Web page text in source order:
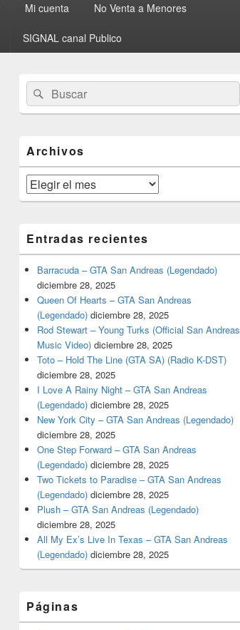
Mi cuenta No Venta a Menores
SIGNAL canal Publico
área
de
widget
lateral
primaria
Buscar
por:
Buscar
Archivos
Archivos
Entradas recientes
Barracuda – GTA San Andreas (Legendado)
diciembre 28, 2025
Queen Of Hearts – GTA San Andreas
(Legendado) diciembre 28, 2025
Rod Stewart – Young Turks (Official San Andreas
Music Video) diciembre 28, 2025
Toto – Hold The Line (GTA SA) (Radio K-DST)
diciembre 28, 2025
I Love A Rainy Night – GTA San Andreas
(Legendado) diciembre 28, 2025
New York City – GTA San Andreas (Legendado)
diciembre 28, 2025
One Step Forward – GTA San Andreas
(Legendado) diciembre 28, 2025
Two Tickets to Paradise – GTA San Andreas
(Legendado) diciembre 28, 2025
Plush – GTA San Andreas (Legendado)
diciembre 28, 2025
All My Ex’s Live In Texas – GTA San Andreas
(Legendado) diciembre 28, 2025
Páginas